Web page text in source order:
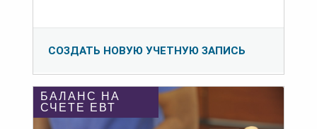
СОЗДАТЬ НОВУЮ УЧЕТНУЮ ЗАПИСЬ
БАЛАНС НА
СЧЕТЕ ЕВТ